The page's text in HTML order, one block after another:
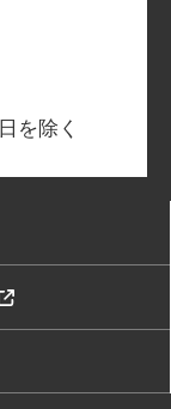
を除く